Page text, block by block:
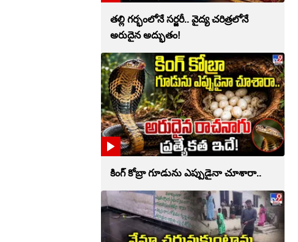
తల్లి గర్భంలోనే సర్జరీ.. వైద్య చరిత్రలోనే
అరుదైన అద్భుతం!
కింగ్ కోబ్రా గూడును ఎప్పుడైనా చూశారా..